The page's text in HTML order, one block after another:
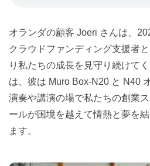
オランダの顧客 Joeri さんは、
クラウドファンディング支援者
り私たちの成長を見守り続けて
は、彼は Muro Box-N20 と N40
演奏や講演の場で私たちの創業
ールが国境を越えて情熱と夢を
ます。